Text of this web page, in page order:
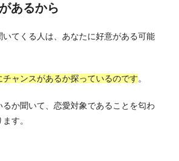
あるから
てくる人は、あなたに好意がある可能
ャンスがあるか探っているのです。
るか聞いて、恋愛対象であることを匂わ
す。